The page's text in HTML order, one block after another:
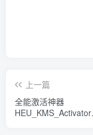
上一篇
全能激活神器
HEU_KMS_Activator